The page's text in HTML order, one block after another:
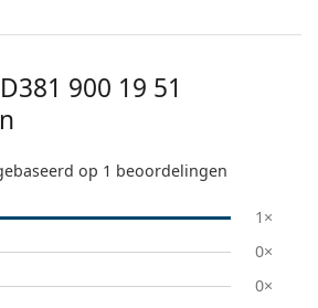
900 19 51
op 1 beoordelingen
1×
0×
0×